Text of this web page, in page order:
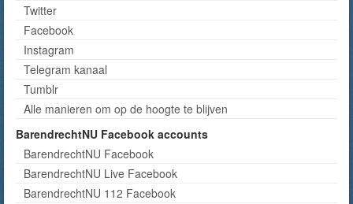
Twitter
Facebook
Instagram
Telegram kanaal
Tumblr
Alle manieren om op de hoogte te blijven
BarendrechtNU Facebook accounts
BarendrechtNU Facebook
BarendrechtNU Live Facebook
BarendrechtNU 112 Facebook